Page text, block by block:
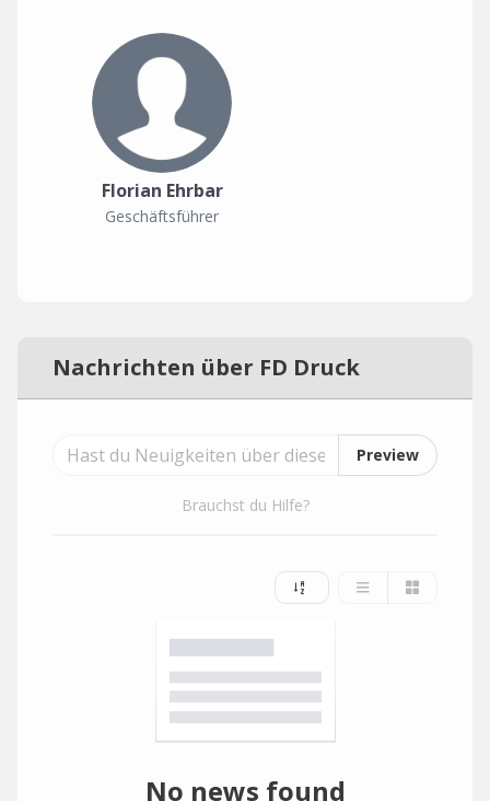
Florian Ehrbar
Geschäftsführer
Nachrichten über FD Druck
Preview
Brauchst du Hilfe?
No news found